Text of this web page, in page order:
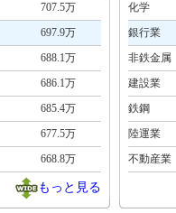
707.5万
697.9万
688.1万
686.1万
685.4万
677.5万
668.8万
もっと見る
化学
銀行業
非鉄金属
建設業
鉄鋼
陸運業
不動産業